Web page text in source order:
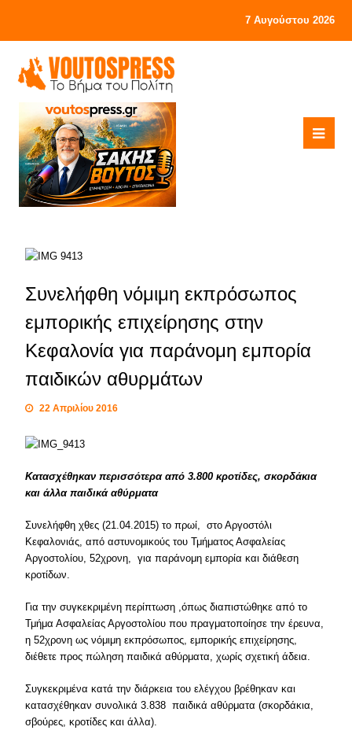
7 Αυγούστου 2026
Συνελήφθη νόμιμη εκπρόσωπος
εμπορικής επιχείρησης στην
Κεφαλονία για παράνομη εμπορία
παιδικών αθυρμάτων
22 Απριλίου 2016
Κατασχέθηκαν περισσότερα από 3.800 κροτίδες, σκορδάκια
και άλλα παιδικά αθύρματα
Συνελήφθη χθες (21.04.2015) το πρωί, στο Αργοστόλι
Κεφαλονιάς, από αστυνομικούς του Τμήματος Ασφαλείας
Αργοστολίου, 52χρονη, για παράνομη εμπορία και διάθεση
κροτίδων.
Για την συγκεκριμένη περίπτωση ,όπως διαπιστώθηκε από το
Τμήμα Ασφαλείας Αργοστολίου που πραγματοποίησε την έρευνα,
η 52χρονη ως νόμιμη εκπρόσωπος, εμπορικής επιχείρησης,
διέθετε προς πώληση παιδικά αθύρματα, χωρίς σχετική άδεια.
Συγκεκριμένα κατά την διάρκεια του ελέγχου βρέθηκαν και
κατασχέθηκαν συνολικά 3.838 παιδικά αθύρματα (σκορδάκια,
σβούρες, κροτίδες και άλλα).